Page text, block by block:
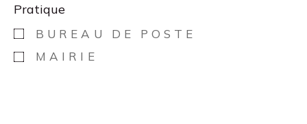
Pratique
BUREAU DE POSTE
MAIRIE